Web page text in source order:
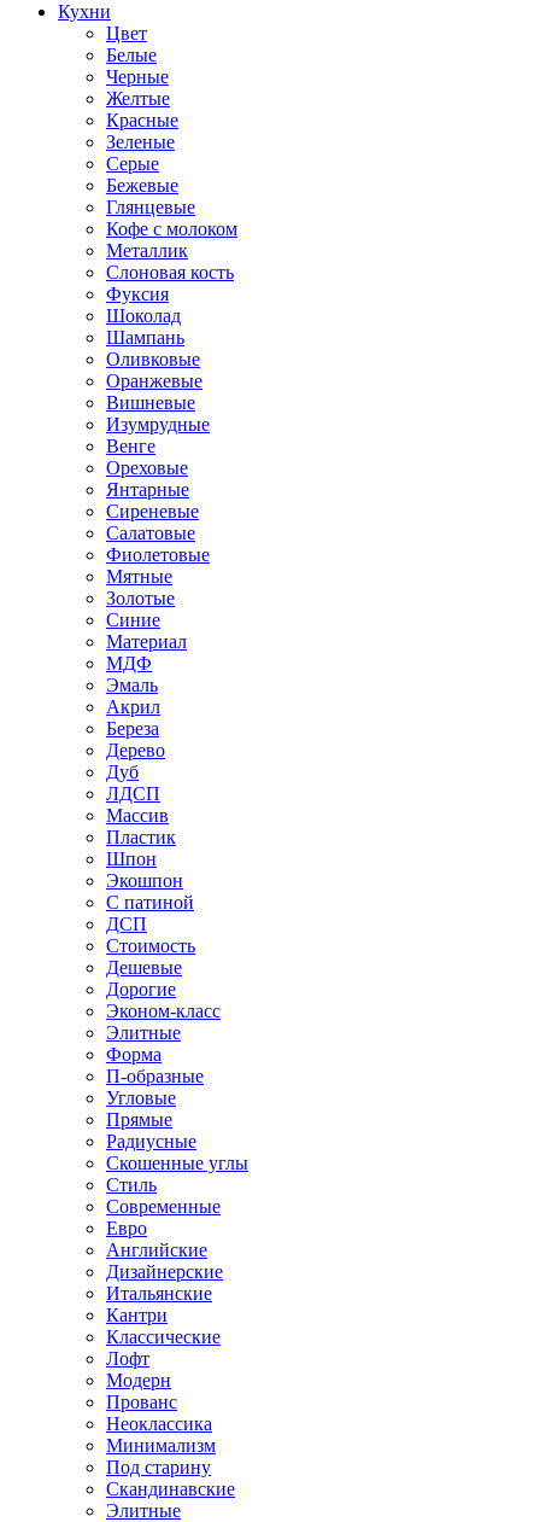
Кухни
Цвет
Белые
Черные
Желтые
Красные
Зеленые
Серые
Бежевые
Глянцевые
Кофе с молоком
Металлик
Слоновая кость
Фуксия
Шоколад
Шампань
Оливковые
Оранжевые
Вишневые
Изумрудные
Венге
Ореховые
Янтарные
Сиреневые
Салатовые
Фиолетовые
Мятные
Золотые
Синие
Материал
МДФ
Эмаль
Акрил
Береза
Дерево
Дуб
ЛДСП
Массив
Пластик
Шпон
Экошпон
С патиной
ДСП
Стоимость
Дешевые
Дорогие
Эконом-класс
Элитные
Форма
П-образные
Угловые
Прямые
Радиусные
Скошенные углы
Стиль
Современные
Евро
Английские
Дизайнерские
Итальянские
Кантри
Классические
Лофт
Модерн
Прованс
Неоклассика
Минимализм
Под старину
Скандинавские
Элитные